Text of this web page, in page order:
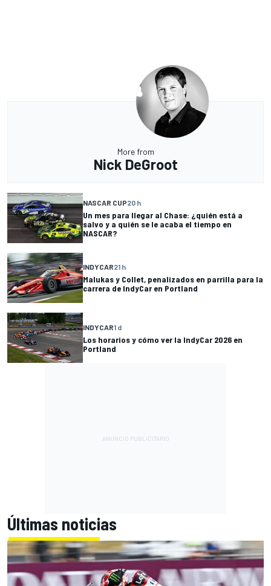
More from
Nick DeGroot
NASCAR CUP20 h
Un mes para llegar al Chase: ¿quién está a
salvo y a quién se le acaba el tiempo en
NASCAR?
INDYCAR21 h
Malukas y Collet, penalizados en parrilla para la
carrera de IndyCar en Portland
INDYCAR1 d
Los horarios y cómo ver la IndyCar 2026 en
Portland
Últimas noticias